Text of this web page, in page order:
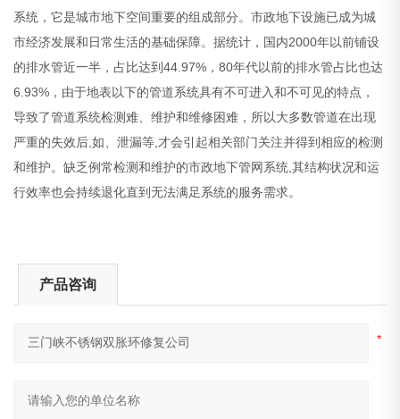
系统，它是城市地下空间重要的组成部分。市政地下设施已成为城
市经济发展和日常生活的基础保障。据统计，国内2000年以前铺设
的排水管近一半，占比达到44.97%，80年代以前的排水管占比也达
6.93%，由于地表以下的管道系统具有不可进入和不可见的特点，
导致了管道系统检测难、维护和维修困难，所以大多数管道在出现
严重的失效后,如、泄漏等,才会引起相关部门关注并得到相应的检测
和维护。缺乏例常检测和维护的市政地下管网系统,其结构状况和运
行效率也会持续退化直到无法满足系统的服务需求。
产品咨询